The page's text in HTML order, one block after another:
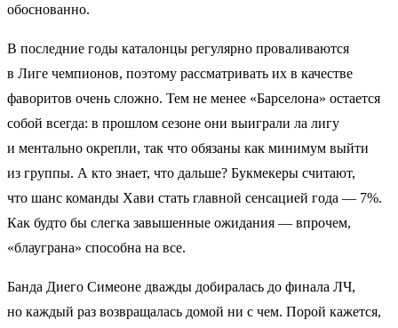
обоснованно.
В последние годы каталонцы регулярно проваливаются
в Лиге чемпионов, поэтому рассматривать их в качестве
фаворитов очень сложно. Тем не менее «Барселона» остается
собой всегда: в прошлом сезоне они выиграли ла лигу
и ментально окрепли, так что обязаны как минимум выйти
из группы. А кто знает, что дальше? Букмекеры считают,
что шанс команды Хави стать главной сенсацией года — 7%.
Как будто бы слегка завышенные ожидания — впрочем,
«блауграна» способна на все.
Банда Диего Симеоне дважды добиралась до финала ЛЧ,
но каждый раз возвращалась домой ни с чем. Порой кажется,